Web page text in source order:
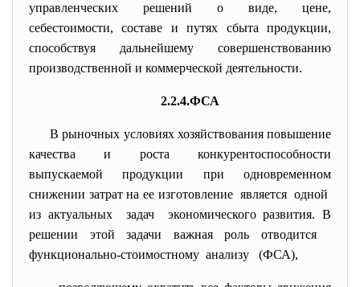
управленческих решений о виде, цене,
себестоимости, составе и путях сбыта продукции,
способствуя дальнейшему совершенствованию
производственной и коммерческой деятельности.
2.2.4.ФСА
В рыночных условиях хозяйствования повышение
качества и роста конкурентоспособности
выпускаемой продукции при одновременном
снижении затрат на ее изготовление является одной
из актуальных задач экономического развития. В
решении этой задачи важная роль отводится
функционально-стоимостному анализу (ФСА),